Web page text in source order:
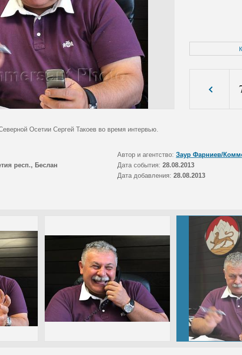
Осетии Сергей Такоев во время интервью.
Автор и агентство: Заур Фарниев/
респ., Беслан Дата события: 28.08.2013
Дата добавления: 28.08.2013